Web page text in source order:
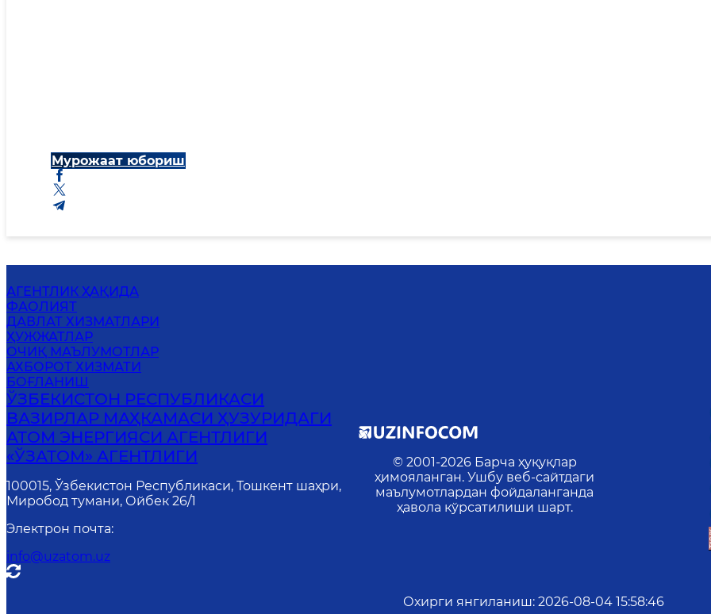
Мурожаат юбориш
АГЕНТЛИК ҲАҚИДА
ФАОЛИЯТ
ДАВЛАТ ХИЗМАТЛАРИ
ҲУЖЖАТЛАР
ОЧИҚ МАЪЛУМОТЛАР
АХБОРОТ ХИЗМАТИ
БОҒЛАНИШ
ЎЗБЕКИСТОН РЕСПУБЛИКАСИ
ВАЗИРЛАР МАҲКАМАСИ ҲУЗУРИДАГИ
АТОМ ЭНЕРГИЯСИ АГЕНТЛИГИ
«ЎЗАТОМ» АГЕНТЛИГИ
100015, Ўзбекистон Республикаси, Тошкент шаҳри,
Миробод тумани, Ойбек 26/1
Электрон почта:
info@uzatom.uz
© 2001-2026 Барча ҳуқуқлар
ҳимояланган. Ушбу веб-сайтдаги
маълумотлардан фойдаланганда
ҳавола кўрсатилиши шарт.
Охирги янгиланиш: 2026-08-04 15:58:46